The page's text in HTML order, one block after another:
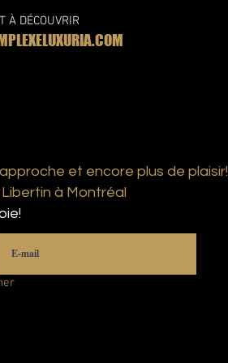
À DÉCOUVRIR
et encore plus de plaisir!
à Montréal